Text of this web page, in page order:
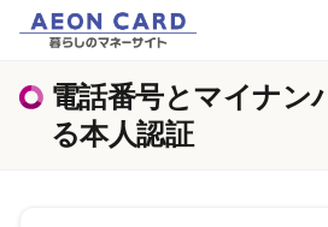
電話番号とマイナン
る本人認証